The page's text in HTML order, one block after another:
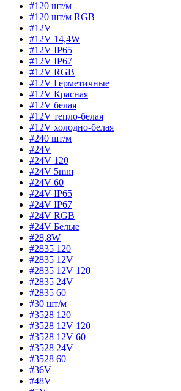
#120 шт/м
#120 шт/м RGB
#12V
#12V 14,4W
#12V IP65
#12V IP67
#12V RGB
#12V Герметичные
#12V Красная
#12V белая
#12V тепло-белая
#12V холодно-белая
#240 шт/м
#24V
#24V 120
#24V 5mm
#24V 60
#24V IP65
#24V IP67
#24V RGB
#24V Белые
#28,8W
#2835 120
#2835 12V
#2835 12V 120
#2835 24V
#2835 60
#30 шт/м
#3528 120
#3528 12V 120
#3528 12V 60
#3528 24V
#3528 60
#36V
#48V